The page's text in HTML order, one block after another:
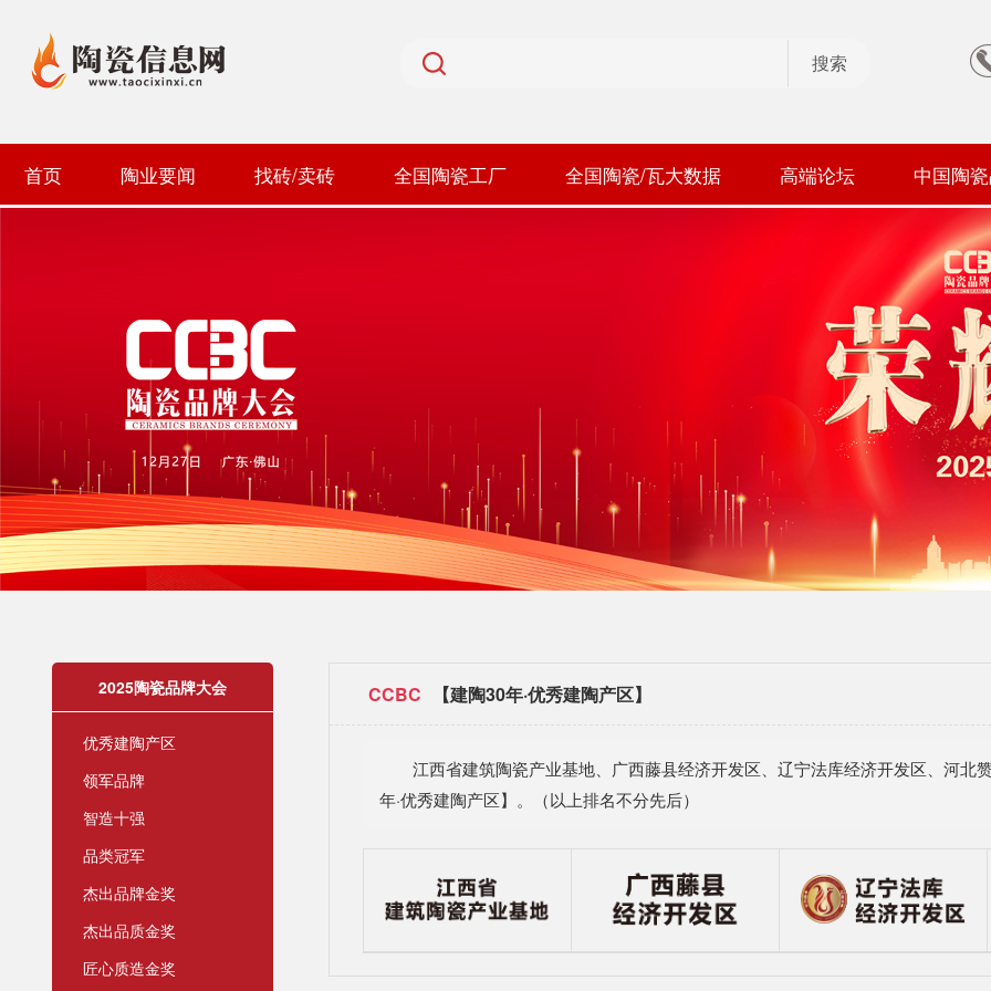
首页 陶业要闻 找砖/卖砖 全国陶瓷工厂 全国陶瓷/瓦大数据 高端论坛 中国陶
2025陶瓷品牌大会
优秀建陶产区
领军品牌
智造十强
品类冠军
杰出品牌金奖
杰出品质金奖
匠心质造金奖
CCBC 【建陶30年·优秀建陶产区】
江西省建筑陶瓷产业基地、广西藤县经济开发区、辽宁法库经济开发区、河北
年·优秀建陶产区】。（以上排名不分先后）